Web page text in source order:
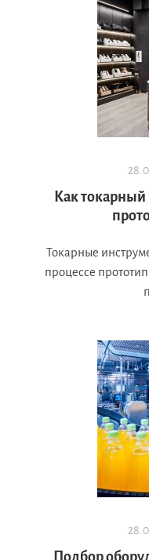
Как токарный
Токарные
процессе